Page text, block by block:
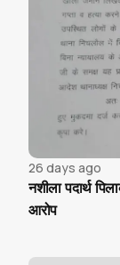
26 days ago
नशीला पदार्थ
आरोप